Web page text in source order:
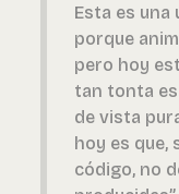
Esta es una
porque
pero hoy
tan tonta es
de vista
hoy es que,
código, no